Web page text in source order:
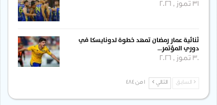
31 تموز , 2026
ثنائية عمار رمضان تمهد خطوة لدونايسكا في
دوري المؤتمر…
30 تموز , 2026
السابق التالي